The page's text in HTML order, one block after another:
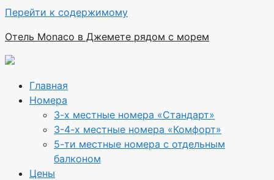
Перейти к содержимому
Отель Monaco в Джемете рядом с морем
Главная
Номера
3-х местные номера «Стандарт»
3-4-х местные номера «Комфорт»
5-ти местные номера с отдельным
балконом
Цены